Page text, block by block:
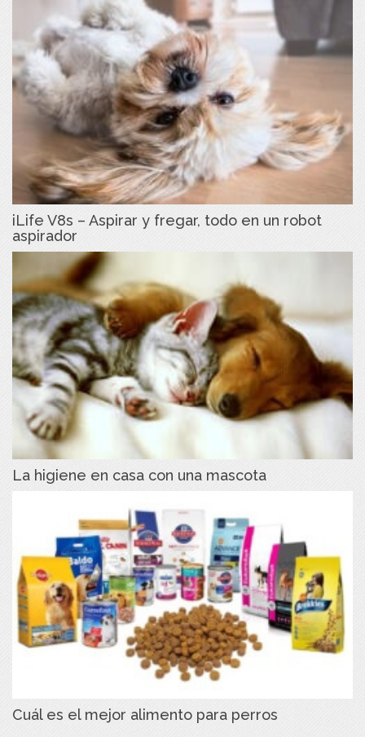
iLife V8s – Aspirar y fregar, todo en un robot
aspirador
La higiene en casa con una mascota
Cuál es el mejor alimento para perros